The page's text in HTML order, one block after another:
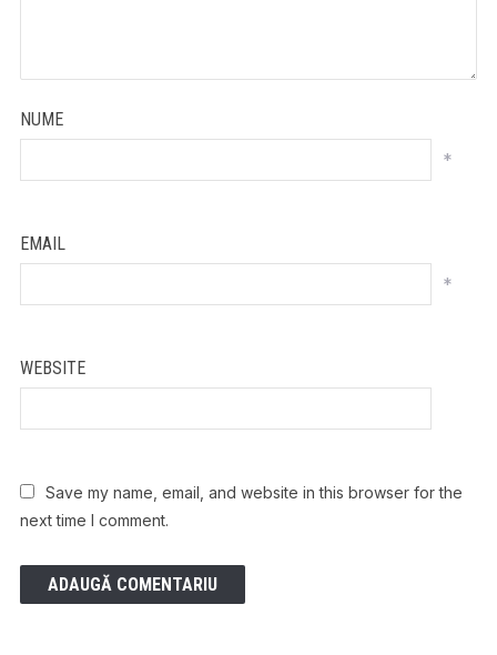
NUME
*
EMAIL
*
WEBSITE
Save my name, email, and website in this browser for the
next time I comment.